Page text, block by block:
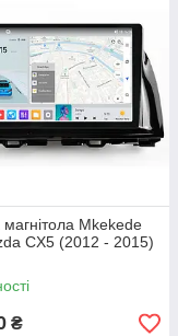
Mkekede
CX5 (2012 - 2015)
₴